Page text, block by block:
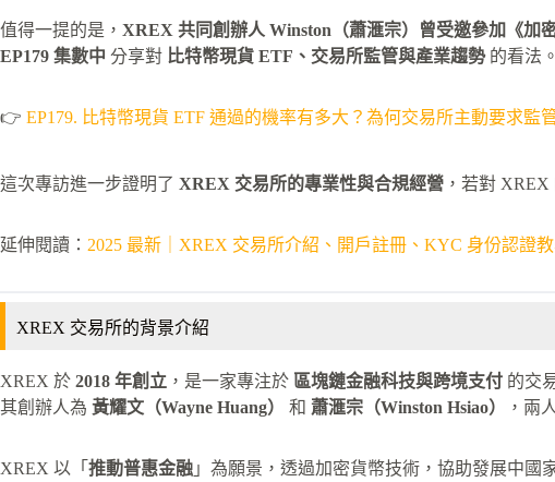
值得一提的是， XREX 共同創辦人 Winston（蕭滙宗）曾受邀參加《加
EP179 集數中 分享對 比特幣現貨 ETF、交易所監管與產業趨勢的看法。
👉 EP179. 比特幣現貨 ETF 通過的機率有多大？為何交易所主動要求監
這次專訪進一步證明了 XREX 交易所的專業性與合規經營 ，若對
延伸閱讀： 2025 最新｜XREX 交易所介紹、開戶註冊、KYC 身份認證
XREX 交易所的背景介紹
XREX 於 2018 年創立 ，是一家專注於 區塊鏈金融科技與跨境支付 的交
其創辦人為 黃耀文（Wayne Huang） 和 蕭滙宗（Winston Hsiao） ，兩
XREX 以「 推動普惠金融 」為願景，透過加密貨幣技術，協助發展中國